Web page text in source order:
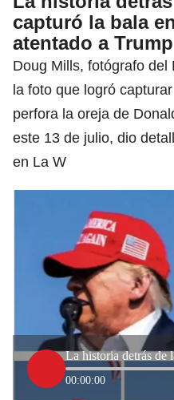
capturó la bala
atentado a Trump
Doug Mills, fotógrafo del
la foto que logró
perfora la oreja de
este 13 de julio, dio
en La W
00:00:00